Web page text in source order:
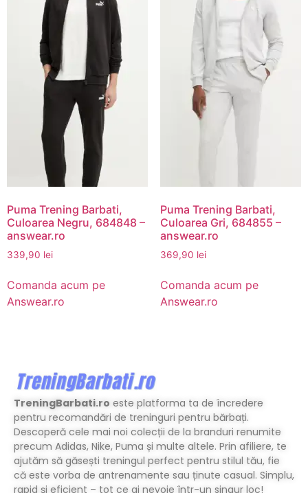
Puma Trening Barbati,
Culoarea Negru, 684848 –
answear.ro
339,90 lei
Comanda acum pe
Answear.ro
Puma Trening Barbati,
Culoarea Gri, 684855 –
answear.ro
369,90 lei
Comanda acum pe
Answear.ro
TreningBarbati.ro este platforma ta de încredere
pentru recomandări de treninguri pentru bărbați.
Descoperă cele mai noi colecții de la branduri renumite
precum Adidas, Nike, Puma și multe altele. Prin afiliere, te
ajutăm să găsești treningul perfect pentru stilul tău, fie
că este vorba de antrenamente sau ținute casual. Simplu,
rapid și eficient – tot ce ai nevoie într-un singur loc!